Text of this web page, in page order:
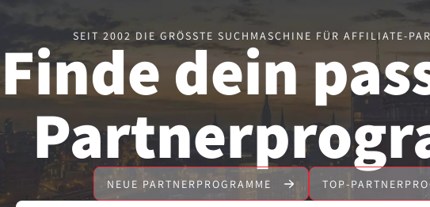
SEIT 2002 DIE GRÖSSTE SUCHMASCHINE FÜR AFFILIATE-
Finde dein
NEUE PARTNERPROGRAMME TOP-